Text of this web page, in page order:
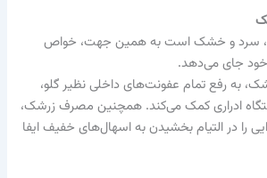
سرد و خشک است به همین جهت، خواص
خود جای می‌دهد.
به رفع تمام عفونت‌های داخلی نظیر گلو،
ادراری کمک می‌کند. همچنین مصرف زرشک،
را در التیام بخشیدن به اسهال‌های خفیف ایفا